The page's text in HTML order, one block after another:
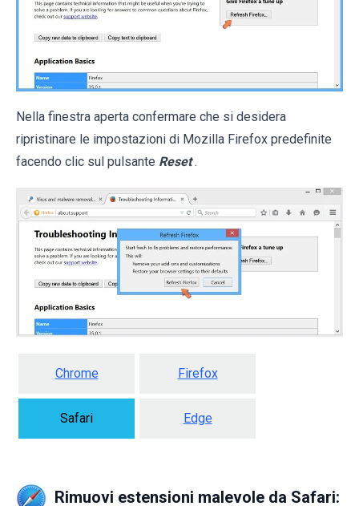
Nella finestra aperta confermare che si desidera
ripristinare le impostazioni di Mozilla Firefox predefinite
facendo clic sul pulsante Reset .
Chrome Firefox
Safari Edge
Rimuovi estensioni malevole da Safari: